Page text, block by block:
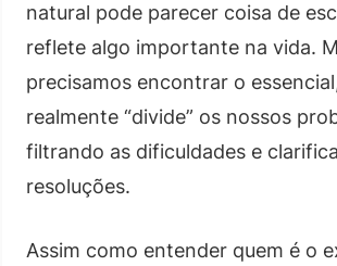
natural pode parecer coisa de
reflete algo importante na vida.
precisamos encontrar o
realmente “divide” os nossos
filtrando as dificuldades e
resoluções.
Assim como entender quem é o